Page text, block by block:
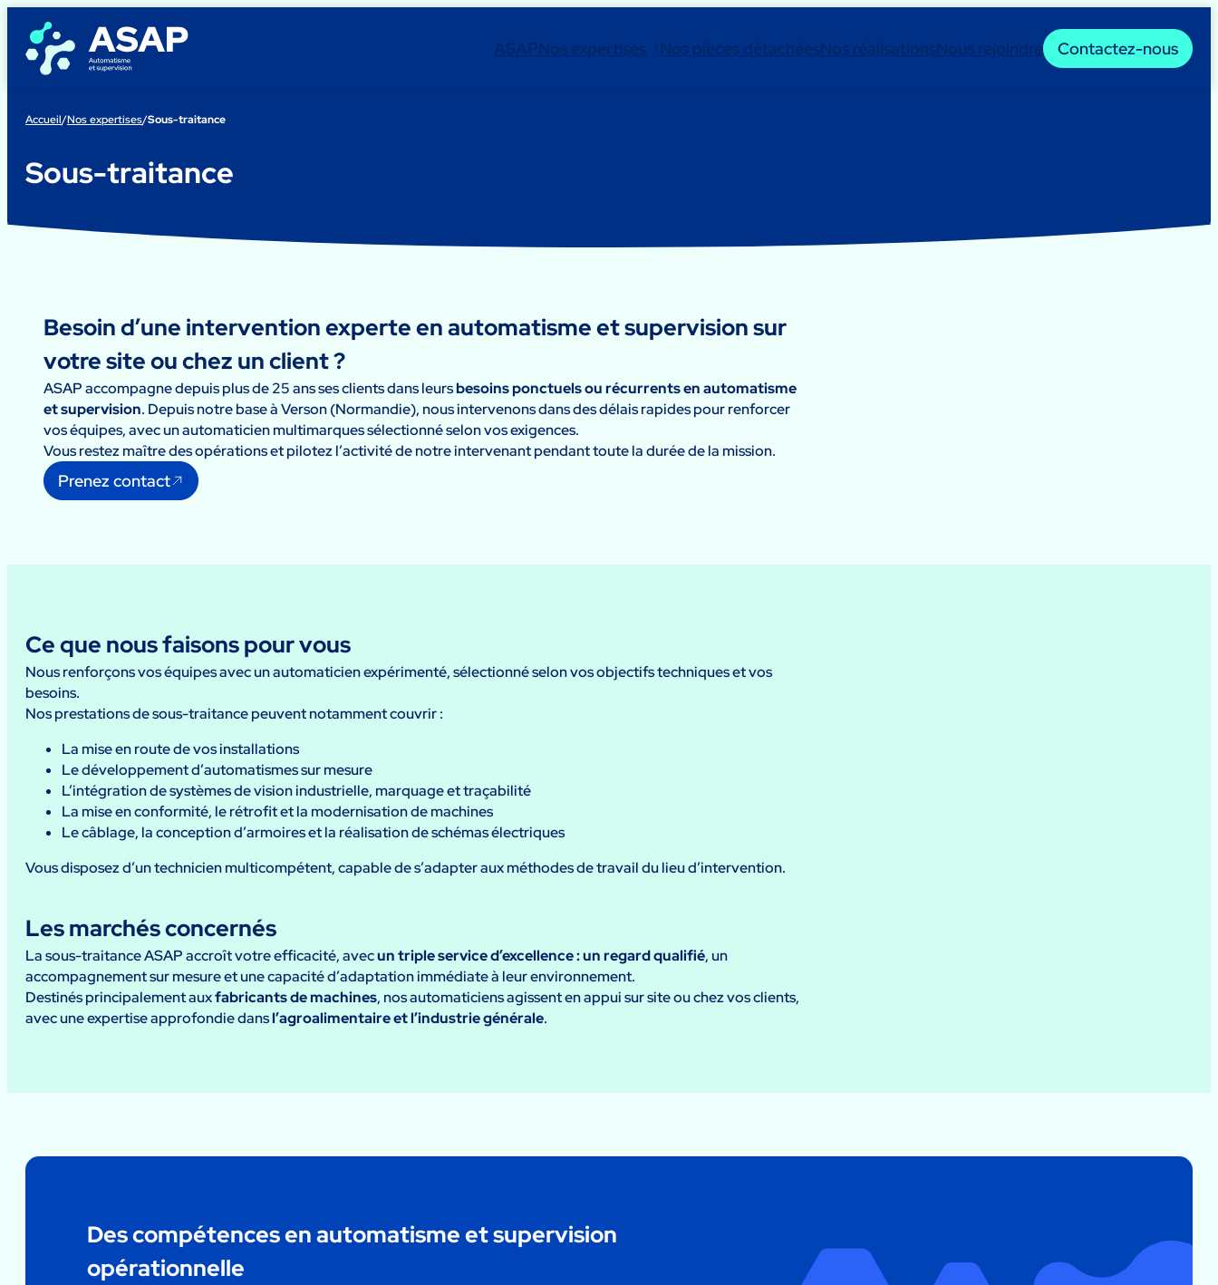
contenu
ASAPNos expertises Nos pièces détachéesNos réalisationsNous rejoindre Contactez-nous
Accueil/Nos expertises/Sous-traitance
Sous-traitance
Besoin d’une intervention experte en automatisme et supervision sur
votre site ou chez un client ?
ASAP accompagne depuis plus de 25 ans ses clients dans leursbesoins ponctuels ou récurrents en automatisme
et supervision. Depuis notre base à Verson (Normandie), nous intervenons dans des délais rapides pour renforcer
vos équipes, avec un automaticien multimarques sélectionné selon vos exigences.
Vous restez maître des opérations et pilotez l’activité de notre intervenant pendant toute la durée de la mission.
Prenez contact
Ce que nous faisons pour vous
Nous renforçons vos équipes avec un automaticien expérimenté, sélectionné selon vos objectifs techniques et vos
besoins.
Nos prestations de sous-traitance peuvent notamment couvrir :
La mise en route de vos installations
Le développement d’automatismes sur mesure
L’intégration de systèmes de vision industrielle, marquage et traçabilité
La mise en conformité, le rétrofit et la modernisation de machines
Le câblage, la conception d’armoires et la réalisation de schémas électriques
Vous disposez d’un technicien multicompétent, capable de s’adapter aux méthodes de travail du lieu d’intervention.
Les marchés concernés
La sous-traitance ASAP accroît votre efficacité, avecun triple service d’excellence : un regard qualifié, un
accompagnement sur mesure et une capacité d’adaptation immédiate à leur environnement.
Destinés principalement auxfabricants de machines, nos automaticiens agissent en appui sur site ou chez vos clients,
avec une expertise approfondie dansl’agroalimentaire et l’industrie générale.
Des compétences en automatisme et supervision
opérationnelle